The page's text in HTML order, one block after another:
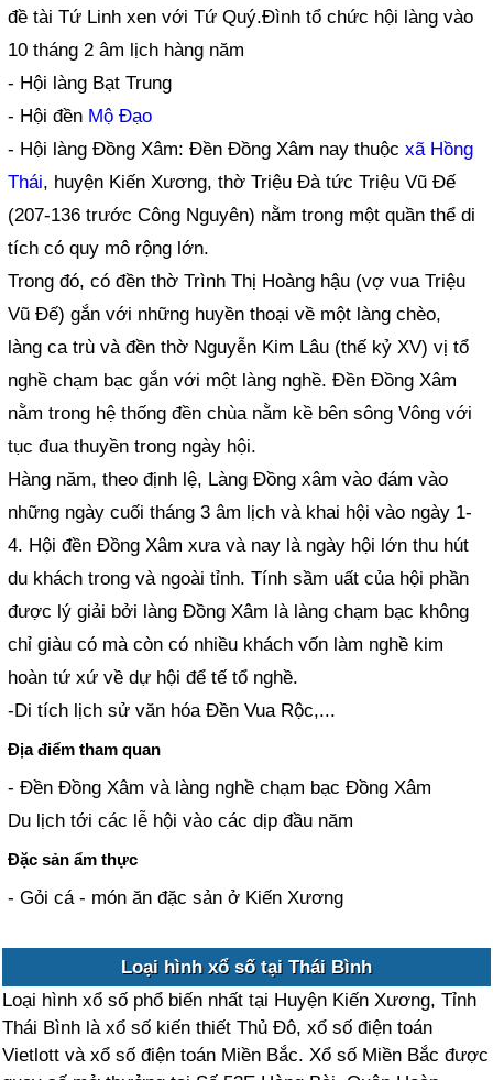
đề tài Tứ Linh xen với Tứ Quý.Đình tổ chức hội làng vào
10 tháng 2 âm lịch hàng năm
- Hội làng Bạt Trung
- Hội đền Mộ Đạo
- Hội làng Đồng Xâm: Đền Đồng Xâm nay thuộcxã Hồng
Thái, huyện Kiến Xương, thờ Triệu Đà tức Triệu Vũ Đế
(207-136 trước Công Nguyên) nằm trong một quần thể di
tích có quy mô rộng lớn.
Trong đó, có đền thờ Trình Thị Hoàng hậu (vợ vua Triệu
Vũ Đế) gắn với những huyền thoại về một làng chèo,
làng ca trù và đền thờ Nguyễn Kim Lâu (thế kỷ XV) vị tổ
nghề chạm bạc gắn với một làng nghề. Đền Đồng Xâm
nằm trong hệ thống đền chùa nằm kề bên sông Vông với
tục đua thuyền trong ngày hội.
Hàng năm, theo định lệ, Làng Đồng xâm vào đám vào
những ngày cuối tháng 3 âm lịch và khai hội vào ngày 1-
4. Hội đền Đồng Xâm xưa và nay là ngày hội lớn thu hút
du khách trong và ngoài tỉnh. Tính sầm uất của hội phần
được lý giải bởi làng Đồng Xâm là làng chạm bạc không
chỉ giàu có mà còn có nhiều khách vốn làm nghề kim
hoàn tứ xứ về dự hội để tế tổ nghề.
-Di tích lịch sử văn hóa Đền Vua Rộc,...
Địa điểm tham quan
- Đền Đồng Xâm và làng nghề chạm bạc Đồng Xâm
Du lịch tới các lễ hội vào các dịp đầu năm
Đặc sản ẩm thực
- Gỏi cá - món ăn đặc sản ở Kiến Xương
Loại hình xổ số tại Thái Bình
Loại hình xổ số phổ biến nhất tại Huyện Kiến Xương, Tỉnh
Thái Bình là xổ số kiến thiết Thủ Đô, xổ số điện toán
Vietlott và xổ số điện toán Miền Bắc. Xổ số Miền Bắc được